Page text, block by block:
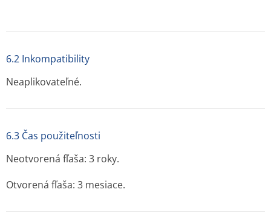
6.2 Inkompatibility
Neaplikovateľné.
6.3 Čas použiteľnosti
Neotvorená fľaša: 3 roky.
Otvorená fľaša: 3 mesiace.